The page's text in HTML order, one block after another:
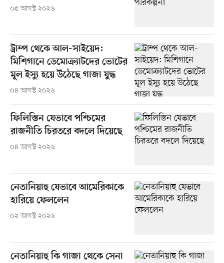
০৫ আগস্ট ২০২৬
ট্রাম্প থেকে আল-সাইয়েদ:
মিশিগানে ডেমোক্র্যাটদের ভোটের
মূল ইস্যু হয়ে উঠেছে গাজা যুদ্ধ
০৪ আগস্ট ২০২৬
ফিলিস্তিন যেভাবে পশ্চিমের
রাজনীতি চিরতরে বদলে দিয়েছে
০৪ আগস্ট ২০২৬
নেতানিয়াহু যেভাবে আমেরিকাকে
হারিয়ে ফেললেন
০২ আগস্ট ২০২৬
নেতানিয়াহু কি গাজা থেকে সেনা